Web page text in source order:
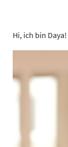
Hi, ich bin Daya!